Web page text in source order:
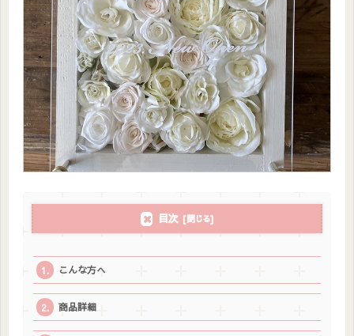
目次
こんな方へ
商品詳細